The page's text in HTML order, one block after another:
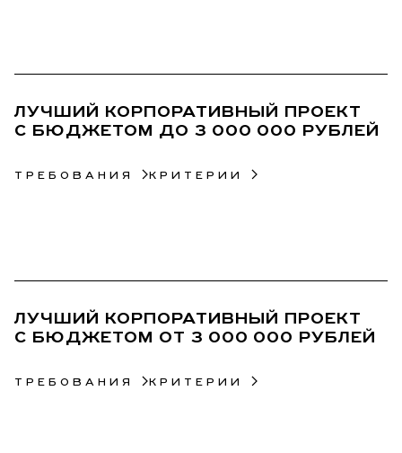
ЛУЧШИЙ КОРПОРАТИВНЫЙ ПРОЕКТ
С БЮДЖЕТОМ ДО 3 000 000 РУБЛЕЙ
ТРЕБОВАНИЯ КРИТЕРИИ
ЛУЧШИЙ КОРПОРАТИВНЫЙ ПРОЕКТ
С БЮДЖЕТОМ ОТ 3 000 000 РУБЛЕЙ
ТРЕБОВАНИЯ КРИТЕРИИ